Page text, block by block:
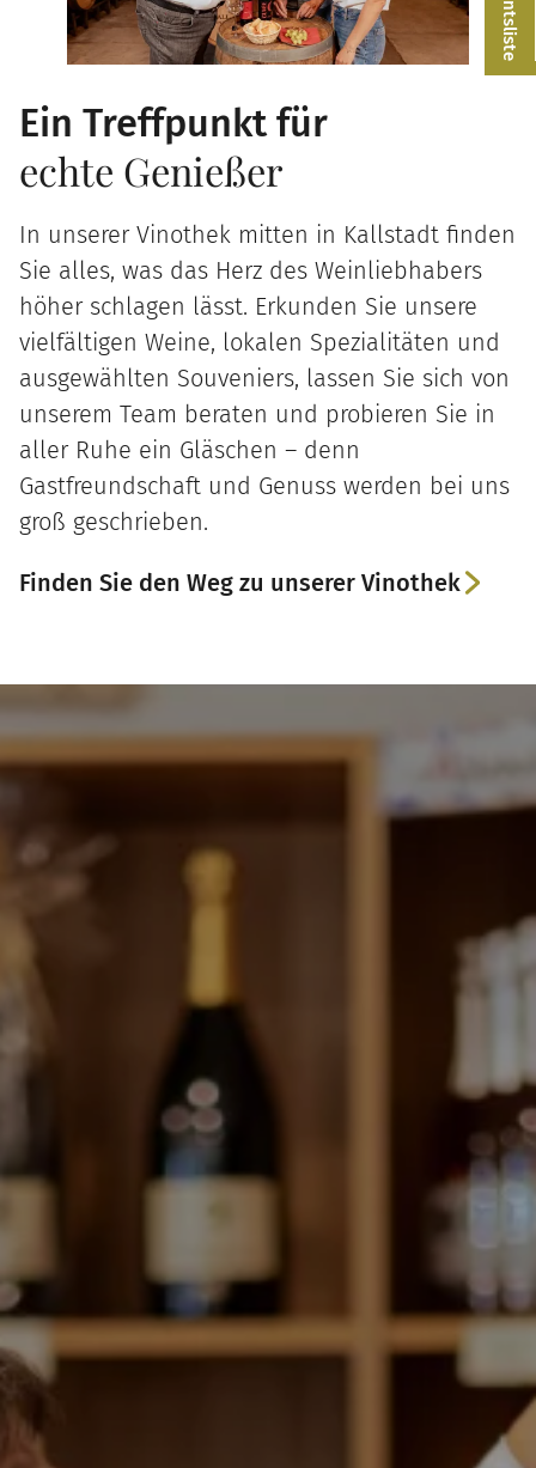
Ein Treffpunkt für
echte Genießer
In unserer Vinothek mitten in Kallstadt finden
Sie alles, was das Herz des Weinliebhabers
höher schlagen lässt. Erkunden Sie unsere
vielfältigen Weine, lokalen Spezialitäten und
ausgewählten Souveniers, lassen Sie sich von
unserem Team beraten und probieren Sie in
aller Ruhe ein Gläschen – denn
Gastfreundschaft und Genuss werden bei uns
groß geschrieben.
Finden Sie den Weg zu unserer Vinothek